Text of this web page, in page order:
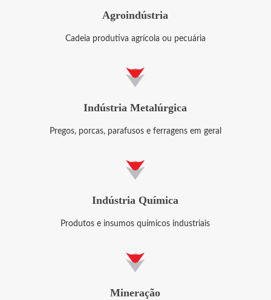
Agroindústria
Cadeia produtiva agrícola ou pecuária
Indústria Metalúrgica
Pregos, porcas, parafusos e ferragens em geral
Indústria Química
Produtos e insumos químicos industriais
Mineração